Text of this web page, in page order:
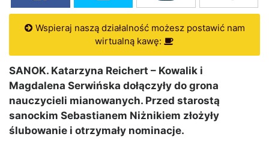
Wspieraj naszą działalność możesz postawić nam
wirtualną kawę:
SANOK. Katarzyna Reichert – Kowalik i
Magdalena Serwińska dołączyły do grona
nauczycieli mianowanych. Przed starostą
sanockim Sebastianem Niżnikiem złożyły
ślubowanie i otrzymały nominacje.